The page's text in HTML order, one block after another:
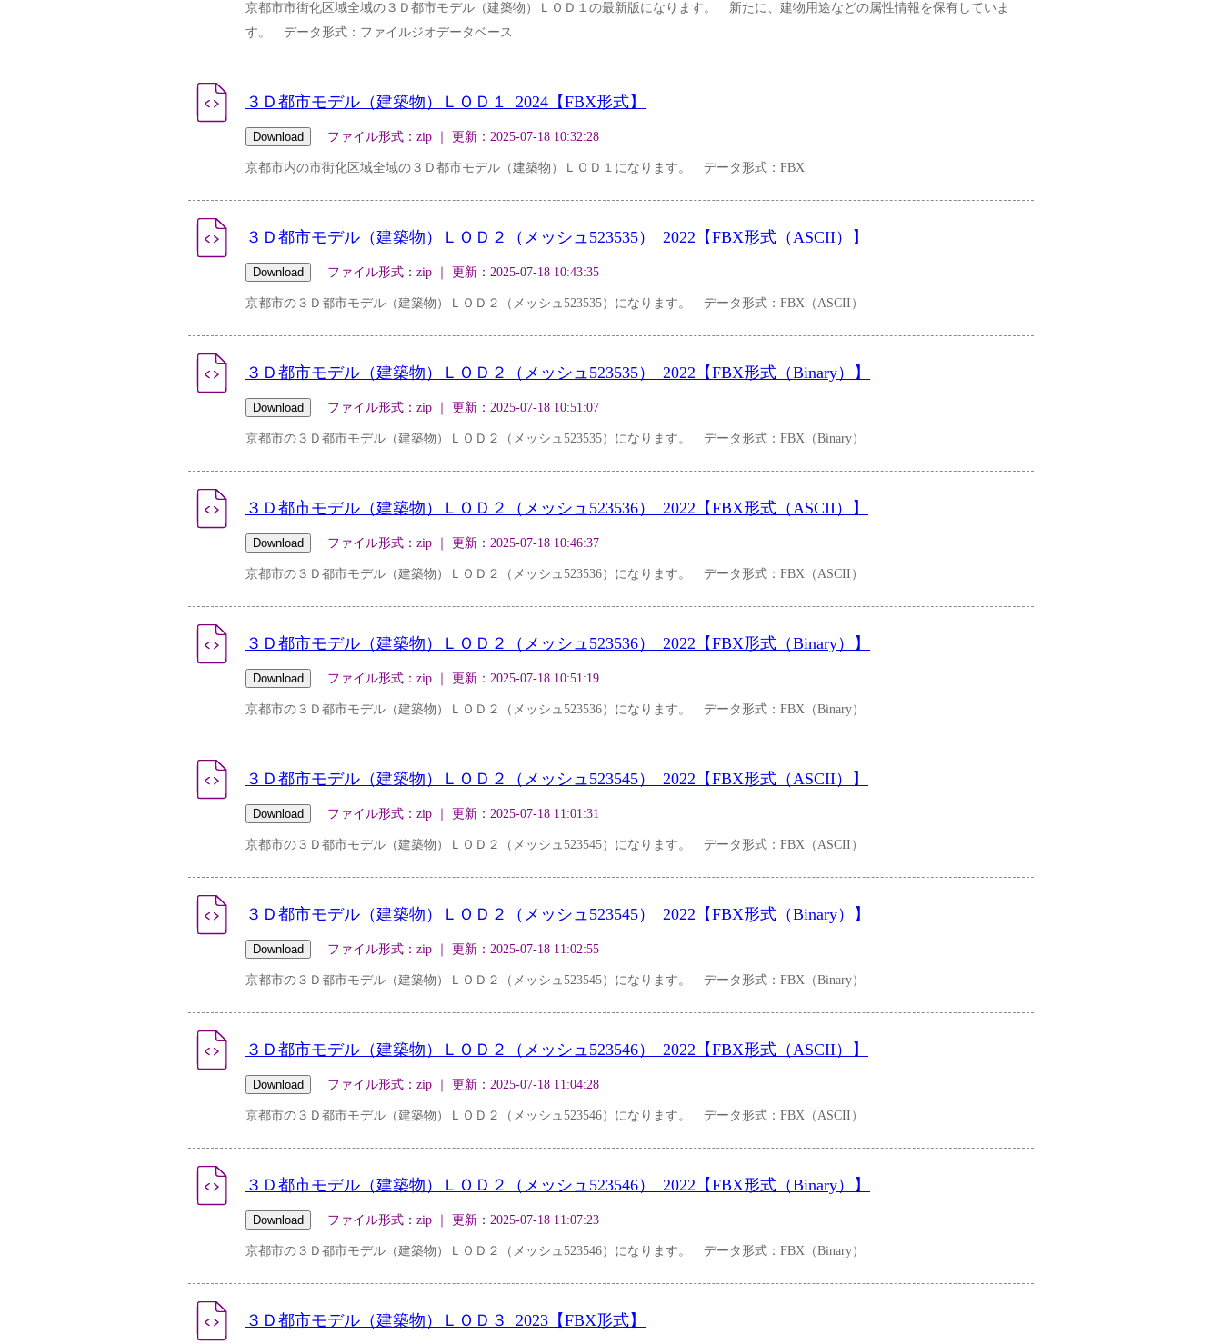
京都市市街化区域全域の３Ｄ都市モデル（建築物）ＬＯＤ１の最新版になります。 新たに、建物用途などの属性情報を保有していま
す。 データ形式：ファイルジオデータベース
３Ｄ都市モデル（建築物）ＬＯＤ１_2024【FBX形式】
ファイル形式：zip ｜ 更新：2025-07-18 10:32:28
京都市内の市街化区域全域の３Ｄ都市モデル（建築物）ＬＯＤ１になります。 データ形式：FBX
３Ｄ都市モデル（建築物）ＬＯＤ２（メッシュ523535）_2022【FBX形式（ASCII）】
ファイル形式：zip ｜ 更新：2025-07-18 10:43:35
京都市の３Ｄ都市モデル（建築物）ＬＯＤ２（メッシュ523535）になります。 データ形式：FBX（ASCII）
３Ｄ都市モデル（建築物）ＬＯＤ２（メッシュ523535）_2022【FBX形式（Binary）】
ファイル形式：zip ｜ 更新：2025-07-18 10:51:07
京都市の３Ｄ都市モデル（建築物）ＬＯＤ２（メッシュ523535）になります。 データ形式：FBX（Binary）
３Ｄ都市モデル（建築物）ＬＯＤ２（メッシュ523536）_2022【FBX形式（ASCII）】
ファイル形式：zip ｜ 更新：2025-07-18 10:46:37
京都市の３Ｄ都市モデル（建築物）ＬＯＤ２（メッシュ523536）になります。 データ形式：FBX（ASCII）
３Ｄ都市モデル（建築物）ＬＯＤ２（メッシュ523536）_2022【FBX形式（Binary）】
ファイル形式：zip ｜ 更新：2025-07-18 10:51:19
京都市の３Ｄ都市モデル（建築物）ＬＯＤ２（メッシュ523536）になります。 データ形式：FBX（Binary）
３Ｄ都市モデル（建築物）ＬＯＤ２（メッシュ523545）_2022【FBX形式（ASCII）】
ファイル形式：zip ｜ 更新：2025-07-18 11:01:31
京都市の３Ｄ都市モデル（建築物）ＬＯＤ２（メッシュ523545）になります。 データ形式：FBX（ASCII）
３Ｄ都市モデル（建築物）ＬＯＤ２（メッシュ523545）_2022【FBX形式（Binary）】
ファイル形式：zip ｜ 更新：2025-07-18 11:02:55
京都市の３Ｄ都市モデル（建築物）ＬＯＤ２（メッシュ523545）になります。 データ形式：FBX（Binary）
３Ｄ都市モデル（建築物）ＬＯＤ２（メッシュ523546）_2022【FBX形式（ASCII）】
ファイル形式：zip ｜ 更新：2025-07-18 11:04:28
京都市の３Ｄ都市モデル（建築物）ＬＯＤ２（メッシュ523546）になります。 データ形式：FBX（ASCII）
３Ｄ都市モデル（建築物）ＬＯＤ２（メッシュ523546）_2022【FBX形式（Binary）】
ファイル形式：zip ｜ 更新：2025-07-18 11:07:23
京都市の３Ｄ都市モデル（建築物）ＬＯＤ２（メッシュ523546）になります。 データ形式：FBX（Binary）
３Ｄ都市モデル（建築物）ＬＯＤ３_2023【FBX形式】